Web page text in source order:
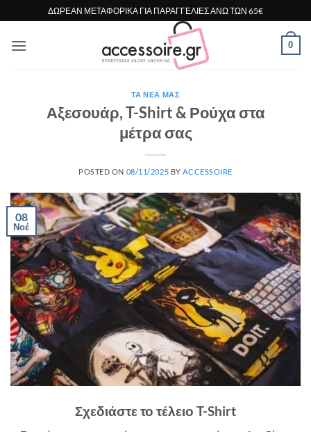
Μετάβαση
στο
περιεχόμενο
ΔΩΡΕΑΝ ΜΕΤΑΦΟΡΙΚΑ ΓΙΑ ΠΑΡΑΓΓΕΛΙΕΣ ΑΝΩ ΤΩΝ 65€
0
ΤΑ ΝΈΑ ΜΑΣ
Αξεσουάρ, T-Shirt & Ρούχα στα
μέτρα σας
POSTED ON 08/11/2025 BY ACCESSOIRE
08
Νοέ
Σχεδιάστε το τέλειο T-Shirt